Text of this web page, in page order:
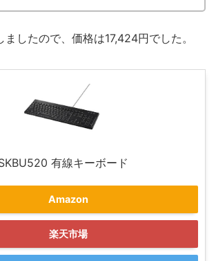
したので、価格は17,424円でした。
有線キーボード
Amazon
楽天市場